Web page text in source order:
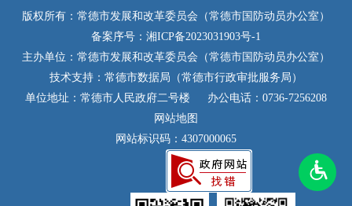
版权所有：常德市发展和改革委员会（常德市国防动员办公室）
备案序号： 湘ICP备2023031903号-1
主办单位：常德市发展和改革委员会（常德市国防动员办公室）
技术支持：常德市数据局（常德市行政审批服务局）
单位地址：常德市人民政府二号楼
办公电话：0736-7256208
网站地图
网站标识码：4307000065